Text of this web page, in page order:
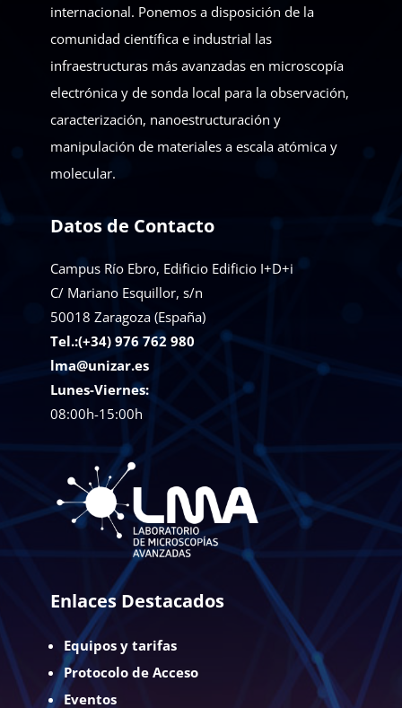
internacional. Ponemos a disposición de la
comunidad científica e industrial las
infraestructuras más avanzadas en microscopía
electrónica y de sonda local para la observación,
caracterización, nanoestructuración y
manipulación de materiales a escala atómica y
molecular.
Datos de Contacto
Campus Río Ebro, Edificio Edificio I+D+i
C/ Mariano Esquillor, s/n
50018 Zaragoza (España)
Tel.:(+34) 976 762 980
lma@unizar.es
Lunes-Viernes:
08:00h-15:00h
Enlaces Destacados
Equipos y tarifas
Protocolo de Acceso
Eventos